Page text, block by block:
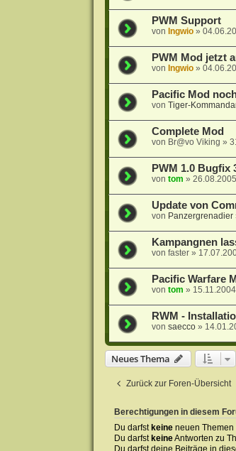
PWM Support
von Ingwio»
PWM Mod jetzt
von Ingwio»
Pacific Mod
von Tiger-
Complete Mod
von Br@vo Viking »
PWM 1.0 Bugfix
von tom »
Update von
von Panzergrenadier
Kampangnen
von faster»
Pacific Warfare
von tom »
RWM -
von saecco»
Neues Thema
Zurück zur Foren-Übersicht
Berechtigungen in diesem
Du darfstkeineneuen Themen
Du darfstkeineAntworten zu
Du darfst deine Beiträge in